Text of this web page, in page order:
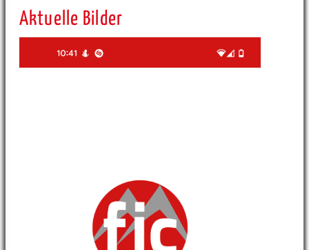
Aktuelle Bilder